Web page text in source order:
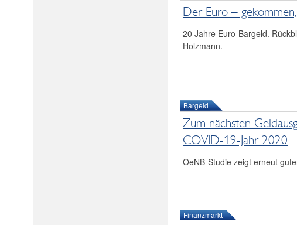
Der Euro –
20 Jahre Euro-Bargeld.
Holzmann.
Bargeld
Zum nächsten
COVID-19-Jahr 2020
OeNB-Studie zeigt erneut
Finanzmarkt